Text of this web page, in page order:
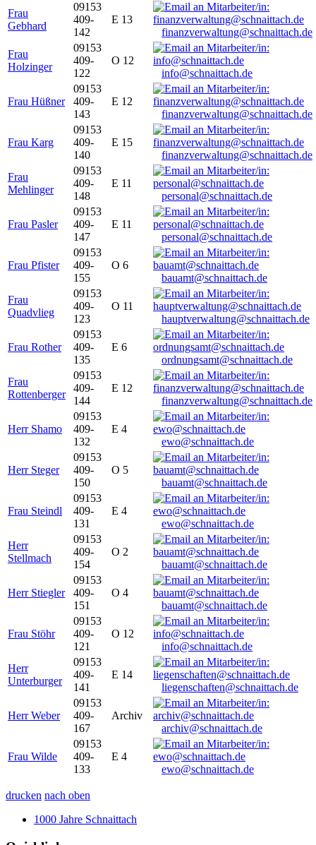
Frau
Gebhard
09153
409-
142
E 13
finanzverwaltung@schnaittach.de
Frau
Holzinger
09153
409-
122
O 12
info@schnaittach.de
Frau Hüßner
09153
409-
143
E 12
finanzverwaltung@schnaittach.de
Frau Karg
09153
409-
140
E 15
finanzverwaltung@schnaittach.de
Frau
Mehlinger
09153
409-
148
E 11
personal@schnaittach.de
Frau Pasler
09153
409-
147
E 11
personal@schnaittach.de
Frau Pfister
09153
409-
155
O 6
bauamt@schnaittach.de
Frau
Quadvlieg
09153
409-
123
O 11
hauptverwaltung@schnaittach.de
Frau Rother
09153
409-
135
E 6
ordnungsamt@schnaittach.de
Frau
Rottenberger
09153
409-
144
E 12
finanzverwaltung@schnaittach.de
Herr Shamo
09153
409-
132
E 4
ewo@schnaittach.de
Herr Steger
09153
409-
150
O 5
bauamt@schnaittach.de
Frau Steindl
09153
409-
131
E 4
ewo@schnaittach.de
Herr
Stellmach
09153
409-
154
O 2
bauamt@schnaittach.de
Herr Stiegler
09153
409-
151
O 4
bauamt@schnaittach.de
Frau Stöhr
09153
409-
121
O 12
info@schnaittach.de
Herr
Unterburger
09153
409-
141
E 14
liegenschaften@schnaittach.de
Herr Weber
09153
409-
167
Archiv
archiv@schnaittach.de
Frau Wilde
09153
409-
133
E 4
ewo@schnaittach.de
drucken nach oben
1000 Jahre Schnaittach